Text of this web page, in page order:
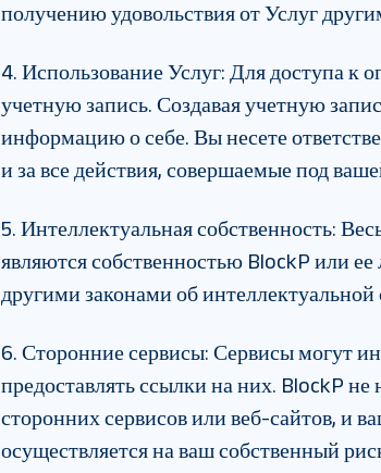
получению удовольствия от Услуг
4. Использование Услуг: Для доступа к
учетную запись. Создавая учетную
информацию о себе. Вы несете
и за все действия, совершаемые под
5. Интеллектуальная собственность:
являются собственностью BlockP или
другими законами об интеллектуальной
6. Сторонние сервисы: Сервисы могут
предоставлять ссылки на них. BlockP
сторонних сервисов или веб-сайтов, и
осуществляется на ваш собственный